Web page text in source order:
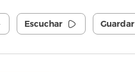
Escuchar Guardar